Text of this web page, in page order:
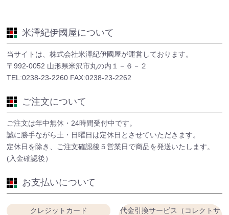
米澤紀伊國屋について
当サイトは、株式会社米澤紀伊國屋が運営しております。
〒992-0052 山形県米沢市丸の内１－６－２
TEL:0238-23-2260 FAX:0238-23-2262
ご注文について
ご注文は年中無休・24時間受付中です。
誠に勝手ながら土・日曜日は定休日とさせていただきます。
定休日を除き、ご注文確認後５営業日で商品を発送いたします。
(入金確認後）
お支払いについて
クレジットカード
代金引換サービス（コレクトサ